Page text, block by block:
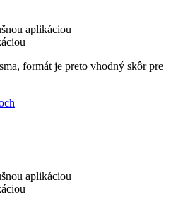
aplikáciou
formát je preto vhodný skôr pre
aplikáciou